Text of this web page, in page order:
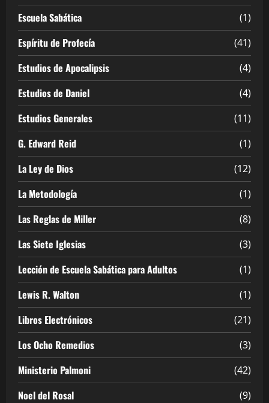
Escuela Sabática (1)
Espíritu de Profecía (41)
Estudios de Apocalipsis (4)
Estudios de Daniel (4)
Estudios Generales (11)
G. Edward Reid (1)
La Ley de Dios (12)
La Metodología (1)
Las Reglas de Miller (8)
Las Siete Iglesias (3)
Lección de Escuela Sabática para Adultos (1)
Lewis R. Walton (1)
Libros Electrónicos (21)
Los Ocho Remedios (3)
Ministerio Palmoni (42)
Noel del Rosal (9)